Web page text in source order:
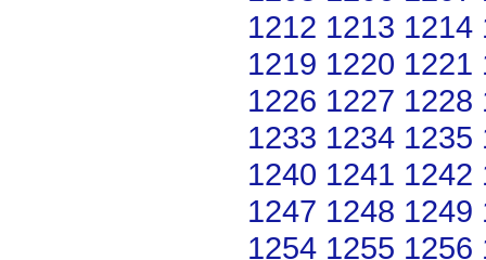
1212 1213 1214
1219 1220 1221
1226 1227 1228
1233 1234 1235
1240 1241 1242
1247 1248 1249
1254 1255 1256